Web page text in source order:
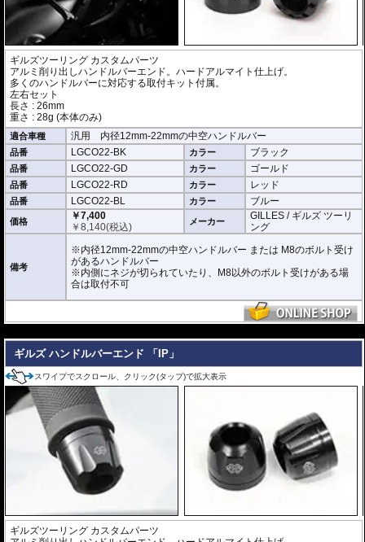
ギルズツーリング カスタムパーツ
アルミ削り出しハンドルバーエンド。ハードアルマイト仕上げ。
多くのハンドルバーに対応する取付キット付属。
左右セット
長さ : 26mm
重さ : 28g (本体のみ)
適合車種 汎用 内径12mm-22mmの中空ハンドルバー
品番 LGCO22-BK カラー ブラック
品番 LGCO22-GD カラー ゴールド
品番 LGCO22-RD カラー レッド
品番 LGCO22-BL カラー ブルー
価格
￥7,400
￥8,140(税込) メーカー
GILLES / ギルズ ツーリ
ング
備考
※内径12mm-22mmの中空ハンドルバー または M8のボルト受け
があるハンドルバー
※内側にネジが切られていたり、M8以外のボルト受けがある場
合は取付不可
ギルズ ハンドルバーエンド 「IP」
スワイプでスクロール、クリック(タップ)で拡大表示
ギルズツーリング カスタムパーツ